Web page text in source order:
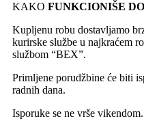
KAKO FUNKCIONIŠE
Kupljenu robu dostavljamo
kurirske službe u najkraćem
službom “BEX”.
Primljene porudžbine će biti
radnih dana.
Isporuke se ne vrše vikendom.